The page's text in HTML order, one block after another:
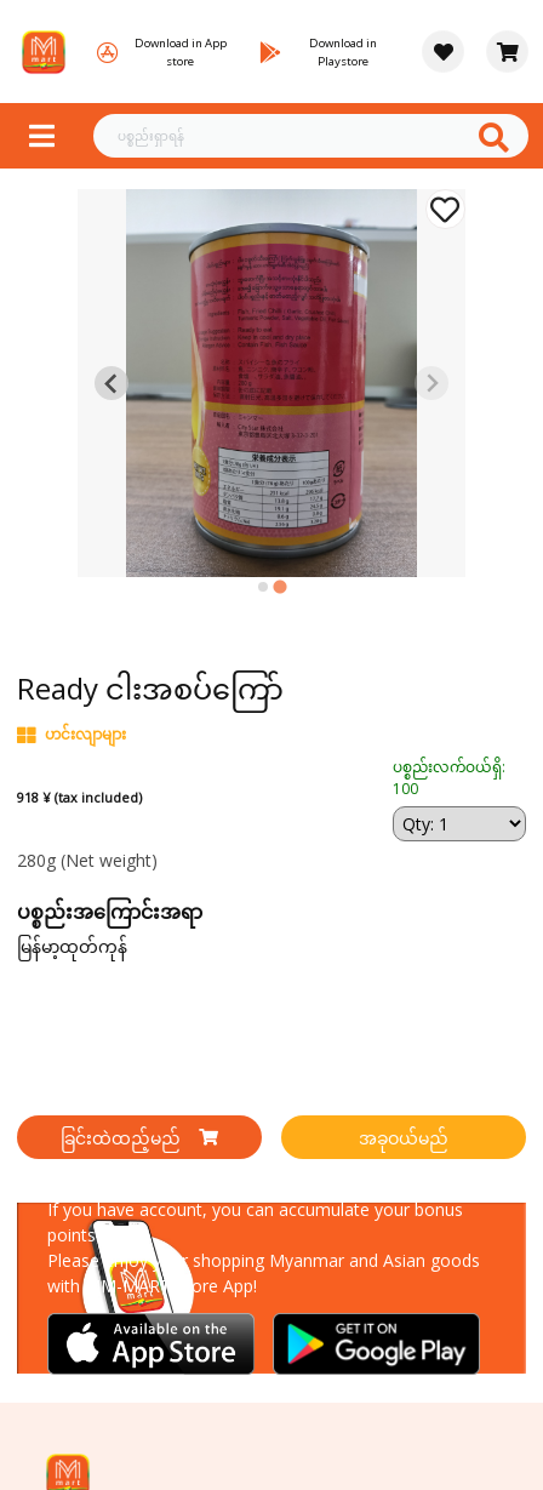
Download in App
store
Download in
Playstore
Ready ငါးအစပ်ကြော်
ဟင်းလျာများ
918 ¥ (tax included)
ပစ္စည်းလက်ဝယ်ရှိ:
100
280g (Net weight)
ပစ္စည်းအကြောင်းအရာ
မြန်မာ့ထုတ်ကုန်
ခြင်းထဲထည့်မည် အခုဝယ်မည်
If you have account, you can accumulate your bonus
points!
Please enjoy your shopping Myanmar and Asian goods
with MM-MART Store App!